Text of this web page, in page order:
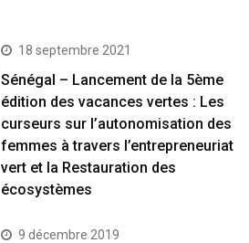
18 septembre 2021
Sénégal – Lancement de la 5ème
édition des vacances vertes : Les
curseurs sur l’autonomisation des
femmes à travers l’entrepreneuriat
vert et la Restauration des
écosystèmes
9 décembre 2019